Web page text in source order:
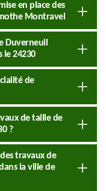
en place des
Montravel
Duverneuil
le 24230
de
de taille de
?
travaux de
la ville de